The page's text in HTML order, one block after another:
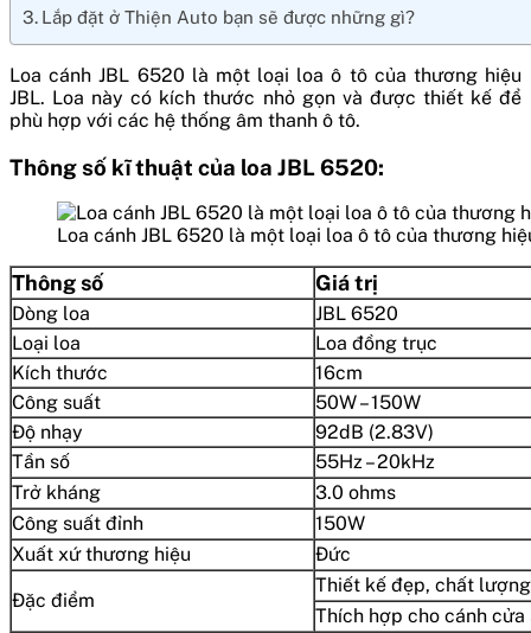
Lắp đặt ở Thiện Auto bạn sẽ được những gì?
Loa cánh JBL 6520 là một loại loa ô tô của thương hiệu
JBL. Loa này có kích thước nhỏ gọn và được thiết kế để
phù hợp với các hệ thống âm thanh ô tô.
Thông số kĩ thuật của loa JBL 6520:
Loa cánh JBL 6520 là một loại loa ô tô của thương
Thông số Giá trị
Dòng loa
JBL 6520
Loại loa
Loa đồng trục
Kích thước
16cm
Công suất
50W – 150W
Độ nhạy
92dB (2.83V)
Tần số
55Hz – 20kHz
Trở kháng
3.0 ohms
Công suất đỉnh
150W
Xuất xứ thương hiệu
Đức
Đặc điểm
Thiết kế đẹp, chất
Thích hợp cho cánh cửa